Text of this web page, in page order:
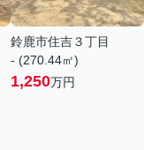
鈴鹿市住吉３丁目
- (270.44㎡)
1,250万円